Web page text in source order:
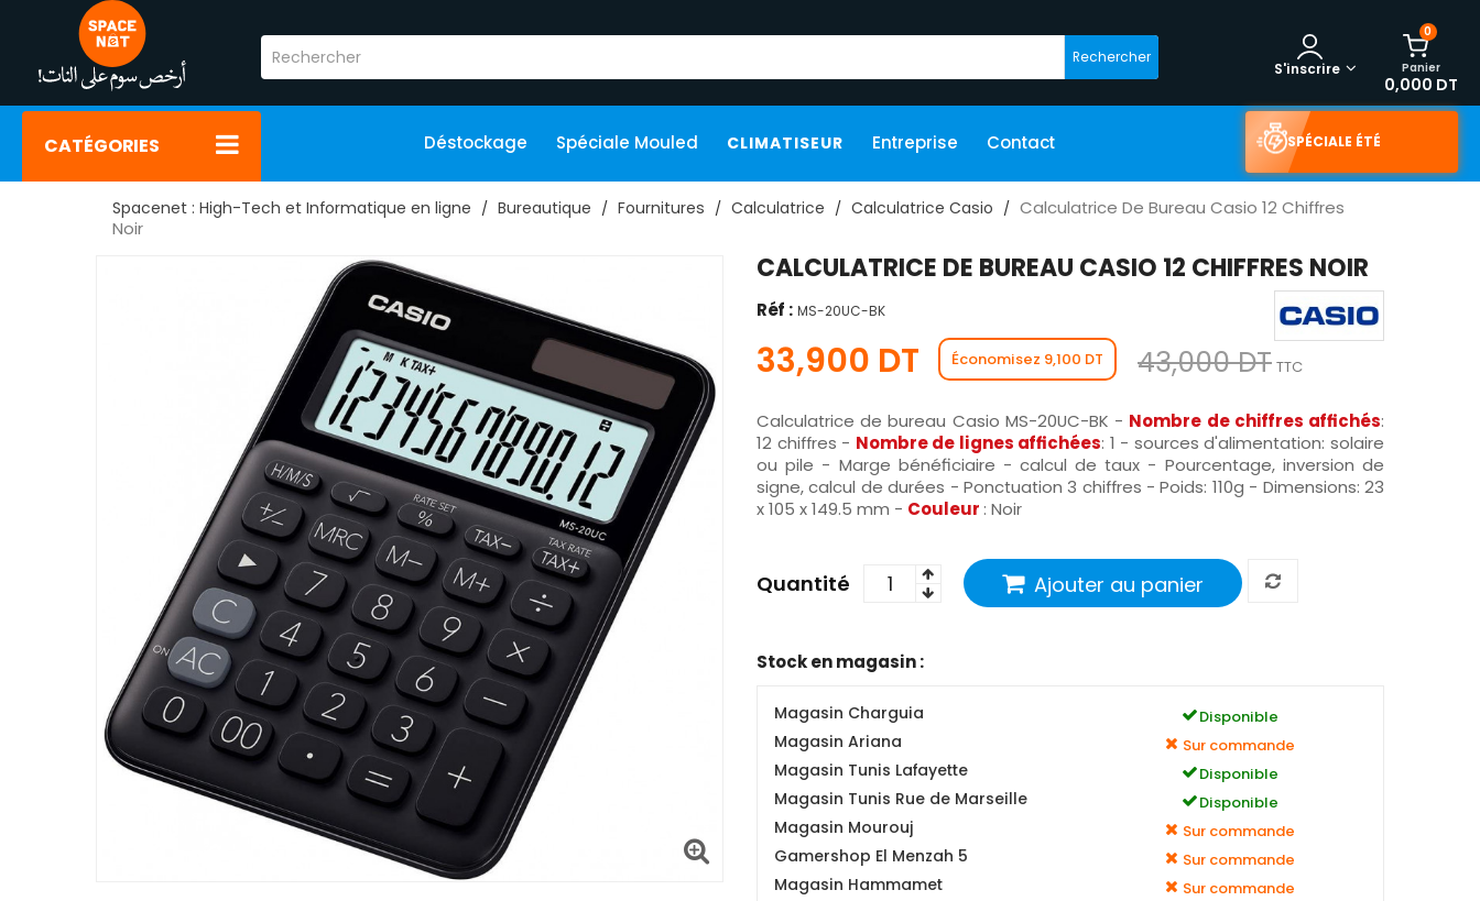
Rechercher
0
Panier
0,000 DT
S'inscrire
CATÉGORIES Déstockage Spéciale Mouled CLIMATISEUR Entreprise Contact SPÉCIALE ÉTÉ
Spacenet : High-Tech et Informatique en ligne Bureautique Fournitures Calculatrice Calculatrice Casio
Calculatrice De Bureau Casio 12 Chiffres
Noir
CALCULATRICE DE BUREAU CASIO 12 CHIFFRES NOIR
Réf : MS-20UC-BK
33,900 DT Économisez 9,100 DT 43,000 DT TTC
Calculatrice de bureau Casio MS-20UC-BK - Nombre de chiffres affichés:
12 chiffres - Nombre de lignes affichées: 1 - sources d'alimentation: solaire
ou pile - Marge bénéficiaire - calcul de taux - Pourcentage, inversion de
signe, calcul de durées - Ponctuation 3 chiffres - Poids: 110g - Dimensions: 23
x 105 x 149.5 mm - Couleur : Noir
Quantité Ajouter au panier
Stock en magasin :
Magasin Charguia Disponible
Magasin Ariana Sur commande
Magasin Tunis Lafayette Disponible
Magasin Tunis Rue de Marseille Disponible
Magasin Mourouj Sur commande
Gamershop El Menzah 5 Sur commande
Magasin Hammamet Sur commande